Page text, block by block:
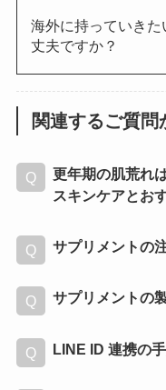
海外に持っていき
丈夫ですか？
関連するご質問
更年期の肌荒れ
スキンケアとお
サプリメントの
サプリメントの
LINE ID 連携の